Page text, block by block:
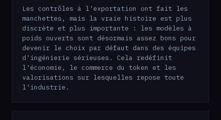
Les contrôles à l'exportation ont fait les
manchettes, mais la vraie histoire est plus
discrète et plus importante : les modèles à
poids ouverts sont désormais assez bons pour
devenir le choix par défaut dans des équipes
d'ingénierie sérieuses. Cela redéfinit
l'économie, le commerce du token et les
valorisations sur lesquelles repose toute
l'industrie.